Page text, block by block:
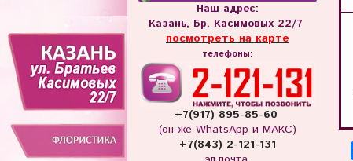
Наш адрес:
Казань, Бр. Касимовых 22/7
посмотреть на карте
телефоны:
+7(917) 895-85-60
(он же WhatsApp и МАКС)
+7(843) 2-121-131